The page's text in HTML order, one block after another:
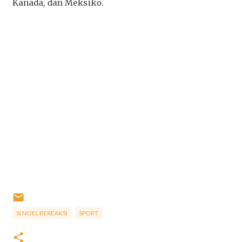
Kanada, dan Meksiko.
SI NOEL BEREAKSI SPORT